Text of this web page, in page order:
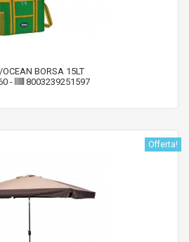
BORSA 15LT
- 8003239251597
Offerta!